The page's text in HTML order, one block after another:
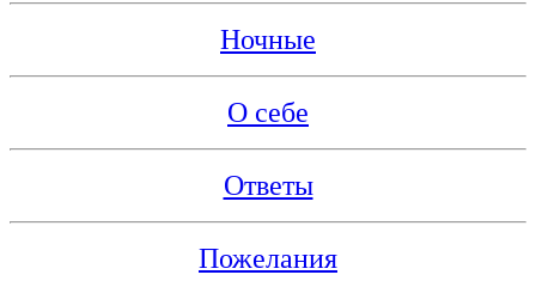
Ночные
О себе
Ответы
Пожелания